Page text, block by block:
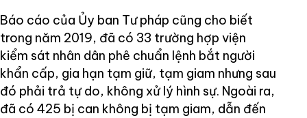
Báo cáo của Ủy ban Tư pháp cũng cho biết
trong năm 2019, đã có 33 trường hợp viện
kiểm sát nhân dân phê chuẩn lệnh bắt người
khẩn cấp, gia hạn tạm giữ, tạm giam nhưng sau
đó phải trả tự do, không xử lý hình sự. Ngoài ra,
đã có 425 bị can không bị tạm giam, dẫn đến